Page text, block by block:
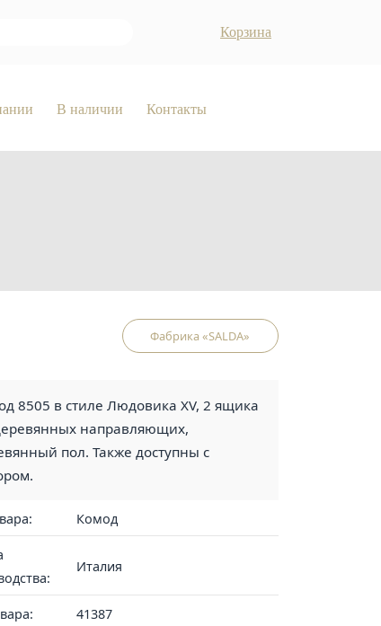
Корзина
В наличии Контакты
Фабрика «SALDA»
8505 в стиле Людовика XV, 2 ящика
направляющих,
пол. Также доступны с
Комод
Италия
41387